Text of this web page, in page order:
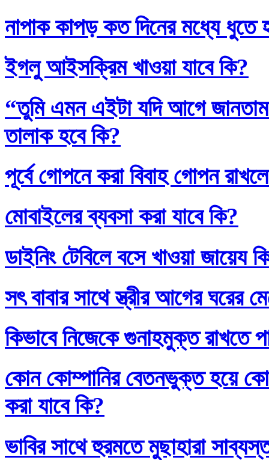
নাপাক কাপড় কত দিনের মধ্যে ধুতে
ইগলু আইসক্রিম খাওয়া যাবে কি?
“তুমি এমন এইটা যদি আগে
তালাক হবে কি?
পূর্বে গোপনে করা বিবাহ গোপন
মোবাইলের ব্যবসা করা যাবে কি?
ডাইনিং টেবিলে বসে খাওয়া জায়েয
সৎ বাবার সাথে স্ত্রীর আগের ঘরের
কিভাবে নিজেকে গুনাহমুক্ত রাখতে
কোন কোম্পানির বেতনভুক্ত হয়ে
করা যাবে কি?
ভাবির সাথে হুরমতে মুছাহারা